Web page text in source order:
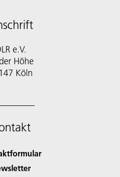
e.V.
Höhe
Köln